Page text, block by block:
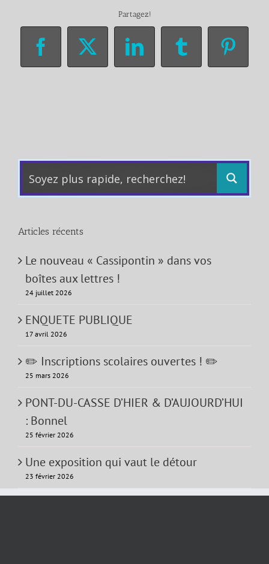
Partagez!
Facebook
X LinkedInTumblr
Articles récents
Le nouveau « Cassipontin » dans vos
boîtes aux lettres !
24 juillet 2026
ENQUETE PUBLIQUE
17 avril 2026
✏️ Inscriptions scolaires ouvertes ! ✏️
25 mars 2026
PONT-DU-CASSE D’HIER & D’AUJOURD’HUI
: Bonnel
25 février 2026
Une exposition qui vaut le détour
23 février 2026